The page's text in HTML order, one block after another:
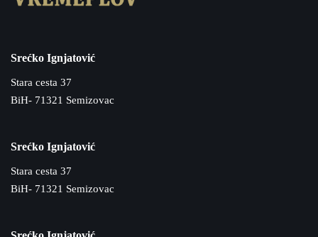
Srećko Ignjatović
Stara cesta 37
BiH- 71321 Semizovac
Srećko Ignjatović
Stara cesta 37
BiH- 71321 Semizovac